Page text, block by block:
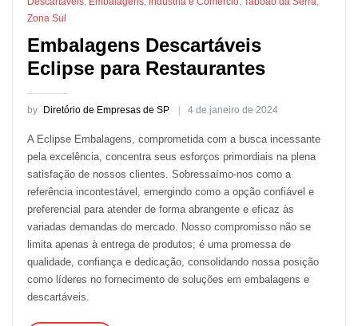
Zona Sul
Embalagens Descartáveis
Eclipse para Restaurantes
by Diretório de Empresas de SP 4 de janeiro de 2024
A Eclipse Embalagens, comprometida com a busca incessante
pela excelência, concentra seus esforços primordiais na plena
satisfação de nossos clientes. Sobressaímo-nos como a
referência incontestável, emergindo como a opção confiável e
preferencial para atender de forma abrangente e eficaz às
variadas demandas do mercado. Nosso compromisso não se
limita apenas à entrega de produtos; é uma promessa de
qualidade, confiança e dedicação, consolidando nossa posição
como líderes no fornecimento de soluções em embalagens e
descartáveis.